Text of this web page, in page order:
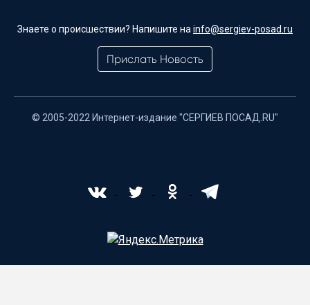
Знаете о происшествии? Напишите на info@sergiev-posad.ru
Прислать Новость
© 2005-2022 Интернет-издание "СЕРГИЕВ ПОСАД.RU"